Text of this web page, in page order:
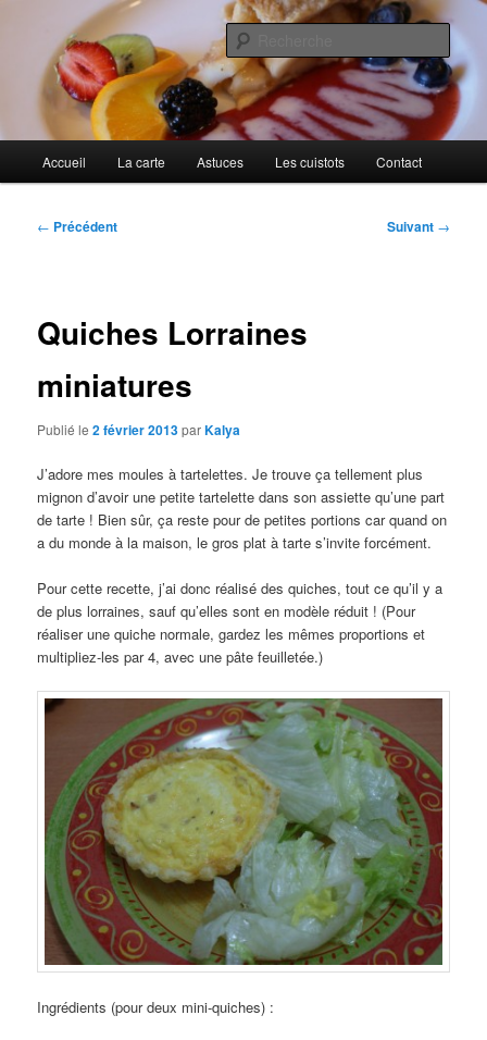
contenu
principalAu petit gargouillis
Cuisines d'internautes.
principal
Accueil La carte Astuces Les cuistots Contact
Navigation
← Précédent Suivant →
Quiches Lorraines
miniatures
Publié le2 février 2013parKalya
J’adore mes moules à tartelettes. Je trouve ça tellement plus
mignon d’avoir une petite tartelette dans son assiette qu’une part
de tarte ! Bien sûr, ça reste pour de petites portions car quand on
a du monde à la maison, le gros plat à tarte s’invite forcément.
Pour cette recette, j’ai donc réalisé des quiches, tout ce qu’il y a
de plus lorraines, sauf qu’elles sont en modèle réduit ! (Pour
réaliser une quiche normale, gardez les mêmes proportions et
multipliez-les par 4, avec une pâte feuilletée.)
Ingrédients (pour deux mini-quiches) :